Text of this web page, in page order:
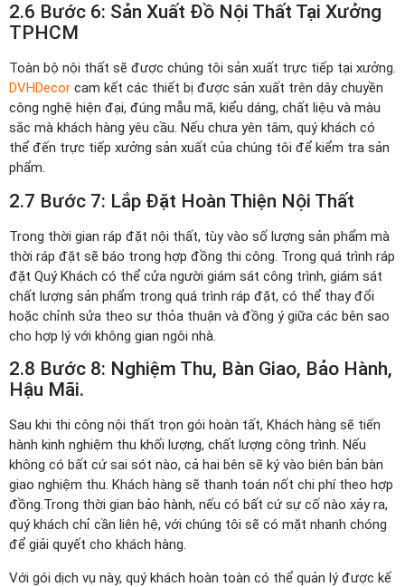
2.6 Bước 6: Sản Xuất Đồ Nội Thất Tại Xưởng
TPHCM
Toàn bộ nội thất sẽ được chúng tôi sản xuất trực tiếp tại xưởng.
DVHDecor cam kết các thiết bị được sản xuất trên dây chuyền
công nghệ hiện đại, đúng mẫu mã, kiểu dáng, chất liệu và màu
sắc mà khách hàng yêu cầu. Nếu chưa yên tâm, quý khách có
thể đến trực tiếp xưởng sản xuất của chúng tôi để kiểm tra sản
phẩm.
2.7 Bước 7: Lắp Đặt Hoàn Thiện Nội Thất
Trong thời gian ráp đặt nội thất, tùy vào số lượng sản phẩm mà
thời ráp đặt sẽ báo trong hợp đồng thi công. Trong quá trình ráp
đặt Quý Khách có thể cửa người giám sát công trình, giám sát
chất lượng sản phẩm trong quá trình ráp đặt, có thể thay đổi
hoặc chỉnh sửa theo sự thỏa thuận và đồng ý giữa các bên sao
cho hợp lý với không gian ngôi nhà.
2.8 Bước 8: Nghiệm Thu, Bàn Giao, Bảo Hành,
Hậu Mãi.
Sau khi thi công nội thất trọn gói hoàn tất, Khách hàng sẽ tiến
hành kinh nghiệm thu khối lượng, chất lượng công trình. Nếu
không có bất cứ sai sót nào, cả hai bên sẽ ký vào biên bản bàn
giao nghiệm thu. Khách hàng sẽ thanh toán nốt chi phí theo hợp
đồng.Trong thời gian bảo hành, nếu có bất cứ sự cố nào xảy ra,
quý khách chỉ cần liên hệ, với chúng tôi sẽ có mặt nhanh chóng
để giải quyết cho khách hàng.
Với gói dịch vụ này, quý khách hoàn toàn có thể quản lý được kế